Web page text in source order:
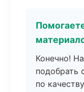
Конечно!
подобрать
по